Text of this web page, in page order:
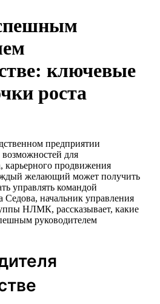
ключевые
роста
предприятии
возможностей для
карьерного продвижения
желающий может получить
управлять командой
Седова, начальник управления
НЛМК, рассказывает, какие
руководителем